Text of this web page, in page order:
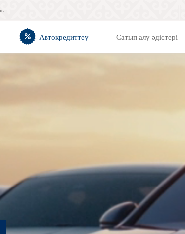
Автокредиттеу Сатып алу әдістері